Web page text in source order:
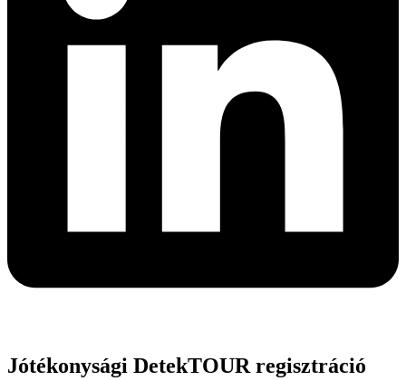
Jótékonysági DetekTOUR regisztráció